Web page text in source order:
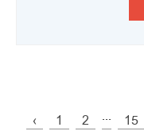
‹ 1 2 ... 15